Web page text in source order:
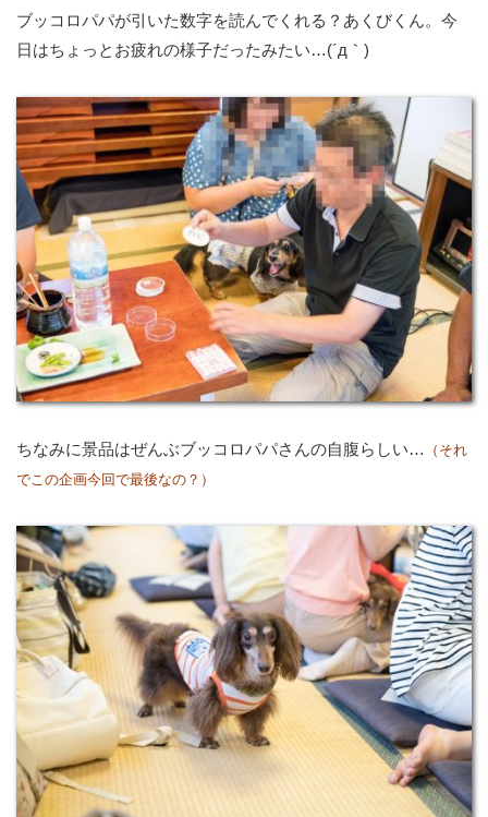
ブッコロパパが引いた数字を読んでくれる？あくびくん。今
日はちょっとお疲れの様子だったみたい…(´д｀)
ちなみに景品はぜんぶブッコロパパさんの自腹らしい…
（それ
でこの企画今回で最後なの？）